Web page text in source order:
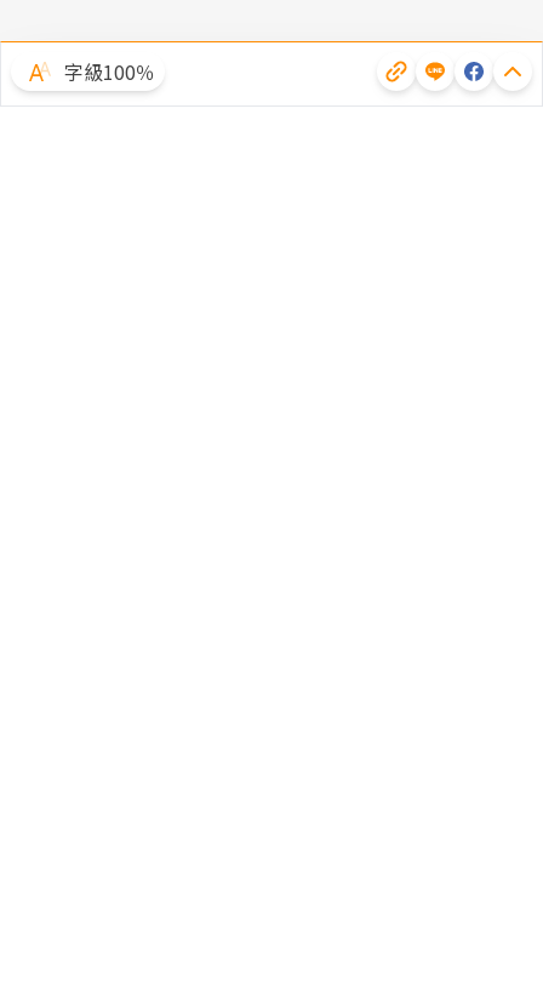
字級100％